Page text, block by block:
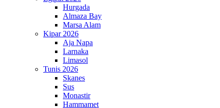
Hurgada
Almaza Bay
Marsa Alam
Kipar 2026
Aja Napa
Larnaka
Limasol
Tunis 2026
Skanes
Sus
Monastir
Hammamet